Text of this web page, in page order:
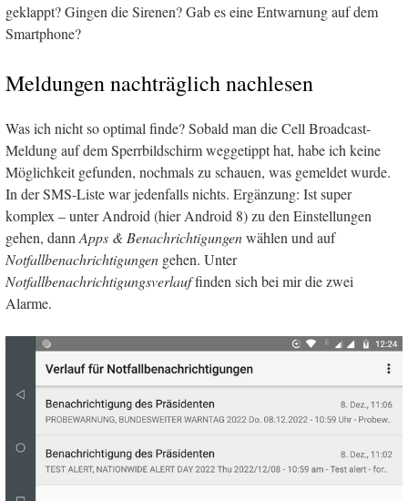
geklappt? Gingen die Sirenen? Gab es eine Entwarnung auf dem
Smartphone?
Meldungen nachträglich nachlesen
Was ich nicht so optimal finde? Sobald man die Cell Broadcast-
Meldung auf dem Sperrbildschirm weggetippt hat, habe ich keine
Möglichkeit gefunden, nochmals zu schauen, was gemeldet wurde.
In der SMS-Liste war jedenfalls nichts. Ergänzung: Ist super
komplex – unter Android (hier Android 8) zu den Einstellungen
gehen, dann Apps & Benachrichtigungenwählen und auf
Notfallbenachrichtigungen gehen. Unter
Notfallbenachrichtigungsverlauffinden sich bei mir die zwei
Alarme.